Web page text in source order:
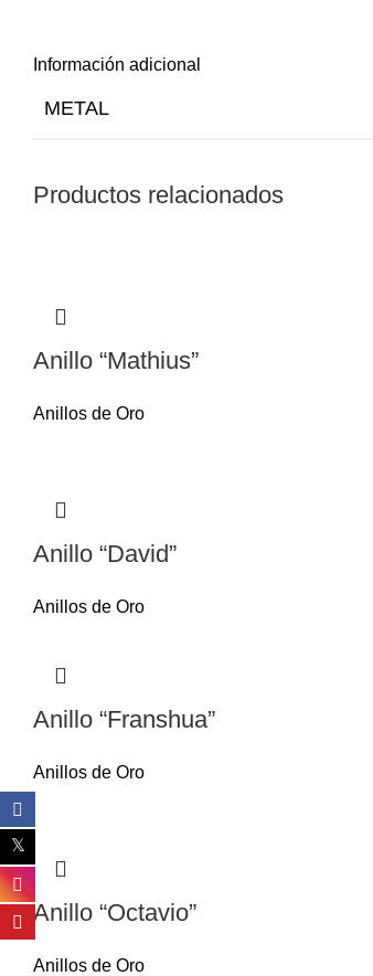
Información adicional
METAL
Productos relacionados
Anillo “Mathius”
Anillos de Oro
Anillo “David”
Anillos de Oro
Anillo “Franshua”
Anillos de Oro
Anillo “Octavio”
Anillos de Oro